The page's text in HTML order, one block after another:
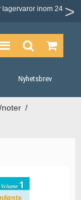
lagervaror inom 24
Nyhetsbrev
noter /